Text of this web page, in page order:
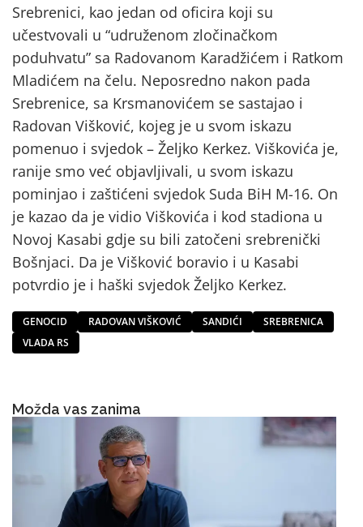
Srebrenici, kao jedan od oficira koji su
učestvovali u “udruženom zločinačkom
poduhvatu” sa Radovanom Karadžićem i Ratkom
Mladićem na čelu. Neposredno nakon pada
Srebrenice, sa Krsmanovićem se sastajao i
Radovan Višković, kojeg je u svom iskazu
pomenuo i svjedok – Željko Kerkez. Viškovića je,
ranije smo već objavljivali, u svom iskazu
pominjao i zaštićeni svjedok Suda BiH M-16. On
je kazao da je vidio Viškovića i kod stadiona u
Novoj Kasabi gdje su bili zatočeni srebrenički
Bošnjaci. Da je Višković boravio i u Kasabi
potvrdio je i haški svjedok Željko Kerkez.
GENOCID RADOVAN VIŠKOVIĆ SANDIĆI
SREBRENICA
VLADA RS
Možda vas zanima